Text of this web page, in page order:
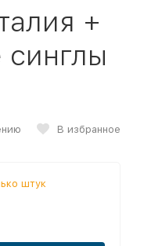
+
синглы
В избранное
штук